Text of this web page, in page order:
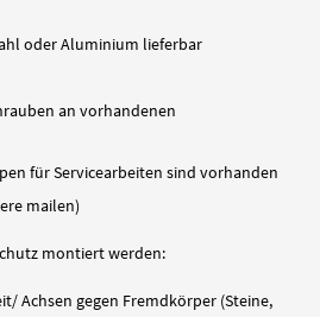
oder Aluminium lieferbar
an vorhandenen
für Servicearbeiten sind vorhanden
mailen)
montiert werden:
Achsen gegen Fremdkörper (Steine,